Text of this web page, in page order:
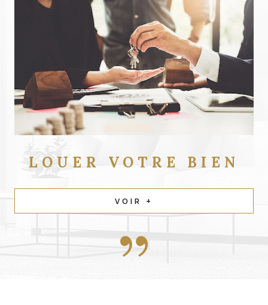
LOUER VOTRE BIEN
VOIR +